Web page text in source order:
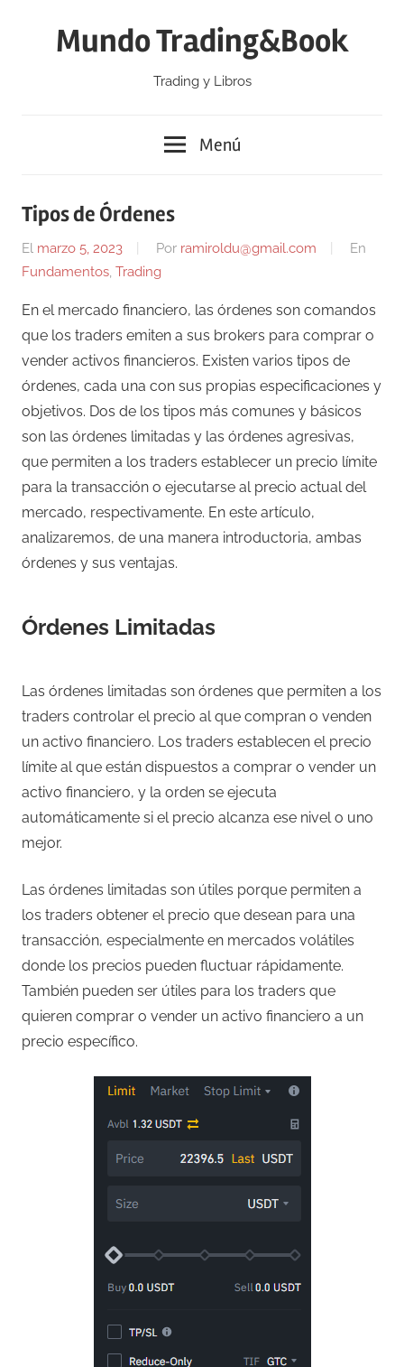
Mundo Trading&Book
Trading y Libros
Menú
Tipos de Órdenes
El marzo 5, 2023 Por ramiroldu@gmail.com
En
Fundamentos, Trading
En el mercado financiero, las órdenes son comandos
que los traders emiten a sus brokers para comprar o
vender activos financieros. Existen varios tipos de
órdenes, cada una con sus propias especificaciones y
objetivos. Dos de los tipos más comunes y básicos
son las órdenes limitadas y las órdenes agresivas,
que permiten a los traders establecer un precio límite
para la transacción o ejecutarse al precio actual del
mercado, respectivamente. En este artículo,
analizaremos, de una manera introductoria, ambas
órdenes y sus ventajas.
Órdenes Limitadas
Las órdenes limitadas son órdenes que permiten a los
traders controlar el precio al que compran o venden
un activo financiero. Los traders establecen el precio
límite al que están dispuestos a comprar o vender un
activo financiero, y la orden se ejecuta
automáticamente si el precio alcanza ese nivel o uno
mejor.
Las órdenes limitadas son útiles porque permiten a
los traders obtener el precio que desean para una
transacción, especialmente en mercados volátiles
donde los precios pueden fluctuar rápidamente.
También pueden ser útiles para los traders que
quieren comprar o vender un activo financiero a un
precio específico.